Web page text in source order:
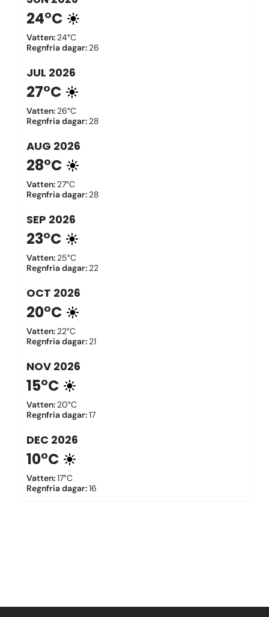
24°C
Vatten: 24°C
Regnfria dagar: 26
JUL 2026
27°C
Vatten: 26°C
Regnfria dagar: 28
AUG 2026
28°C
Vatten: 27°C
Regnfria dagar: 28
SEP 2026
23°C
Vatten: 25°C
Regnfria dagar: 22
OCT 2026
20°C
Vatten: 22°C
Regnfria dagar: 21
NOV 2026
15°C
Vatten: 20°C
Regnfria dagar:17
DEC 2026
10°C
Vatten:17°C
Regnfria dagar:16